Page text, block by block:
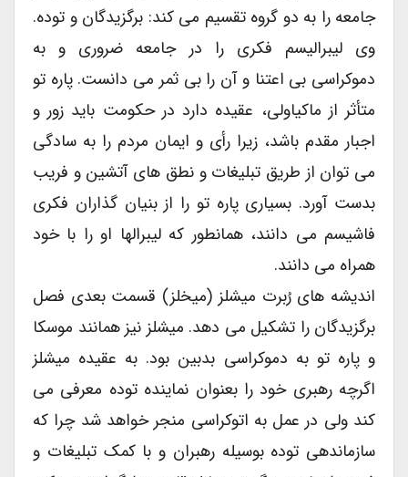
جامعه را به دو گروه تقسیم می کند: برگزیدگان و توده.
وی لیبرالیسم فکری را در جامعه ضروری و به
دموکراسی بی اعتنا و آن را بی ثمر می دانست. پاره تو
متأثر از ماکیاولی، عقیده دارد در حکومت باید زور و
اجبار مقدم باشد، زیرا رأی و ایمان مردم را به سادگی
می توان از طریق تبلیغات و نطق های آتشین و فریب
بدست آورد. بسیاری پاره تو را از بنیان گذاران فکری
فاشیسم می دانند، همانطور که لیبرالها او را با خود
همراه می دانند.
اندیشه های رُبرت میشلز (میخلز) قسمت بعدی فصل
برگزیدگان را تشکیل می دهد. میشلز نیز همانند موسکا
و پاره تو به دموکراسی بدبین بود. به عقیده میشلز
اگرچه رهبری خود را بعنوان نماینده توده معرفی می
کند ولی در عمل به اتوکراسی منجر خواهد شد چرا که
سازماندهی توده بوسیله رهبران و با کمک تبلیغات و